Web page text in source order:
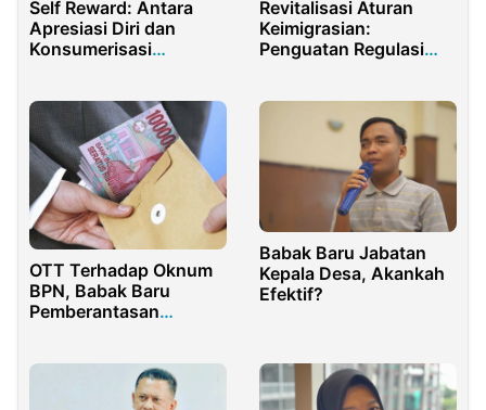
Self Reward: Antara
Apresiasi Diri dan
Konsumerisasi
Revitalisasi Aturan
Keimigrasian:
Penguatan Regulasi
OTT Terhadap Oknum
BPN, Babak Baru
Pemberantasan
Babak Baru Jabatan
Kepala Desa, Akankah
Efektif?